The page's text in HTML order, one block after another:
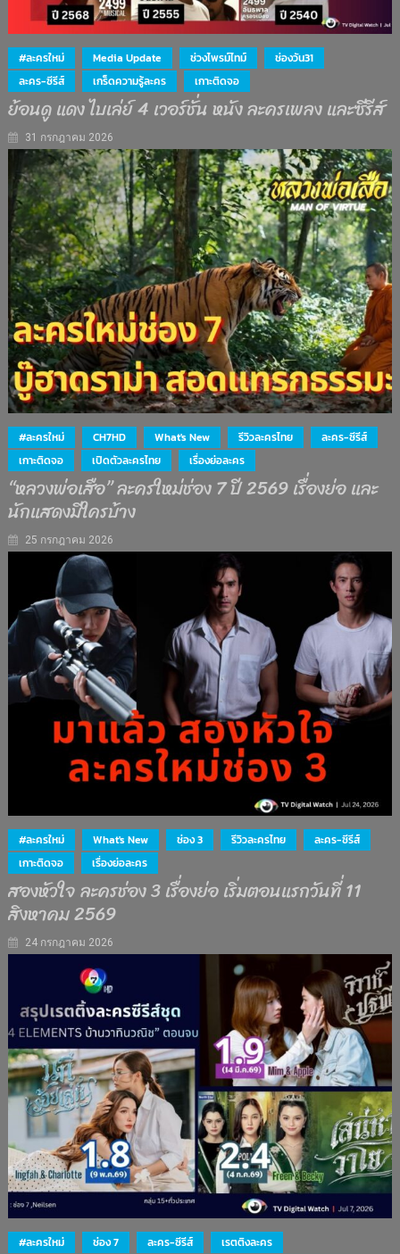
#ละครใหม่ Media Update ช่วงไพรม์ไทม์
ช่องวัน31
ละคร-ซีรีส์
เกร็ดความรู้ละคร เกาะติดจอ
ย้อนดู แดง ไบเล่ย์ 4 เวอร์ชั่น หนัง ละครเพลง และซีรีส์
31 กรกฎาคม 2026
#ละครใหม่ CH7HD What's New รีวิวละครไทย
ละคร-ซีรีส์
เกาะติดจอ
เปิดตัวละครไทย เรื่องย่อละคร
“หลวงพ่อเสือ” ละครใหม่ช่อง 7 ปี 2569 เรื่องย่อ และ
นักแสดงมีใครบ้าง
25 กรกฎาคม 2026
#ละครใหม่ What's New ช่อง 3 รีวิวละครไทย
ละคร-ซีรีส์
เกาะติดจอ
เรื่องย่อละคร
สองหัวใจ ละครช่อง 3 เรื่องย่อ เริ่มตอนแรกวันที่ 11
สิงหาคม 2569
24 กรกฎาคม 2026
#ละครใหม่ ช่อง 7 ละคร-ซีรีส์ เรตติงละคร